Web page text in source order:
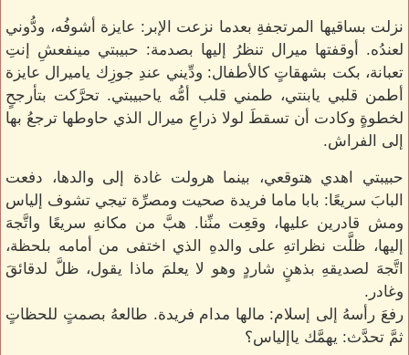
نزلت بساقيها المرتجفةِ بعدما نزعت الإبر: عايزة أشوفُه، ودُّوني
لعندُه. أوقفتها ميرال تنظرُ إليها بصدمة: حبيبتي مينفعشِ إنتِ
تعبانة، بكت بشهقاتٍ كالأطفال: ودِّيني عندِ جوزِك ياميرال عايزة
أطمن قلبي يابنتي، طمني قلب أمُّه ياحبيبتي. تحرَّكت بتأرجحٍ
لخطوةٍ وكادت أن تسقطَ لولا ذراعِ ميرال الذي حاوطها ترجعُ بها
إلى الفراش.
حبيبتي اهدي هتوقعي، بينما هرولت غادة إلى والدها، دفعت
البابَ سريعًا: بابا ماما فريدة صحيت ومصرِّة تيجي تشوف إلياس
ومش قادرين عليها، وقعِت منِّنا. هبَّ من مكانهِ سريعًا واتَّجهَ
إليها، ظلَّت نظراتهِ على والدهِ الذي اختفى من أمامه بلحظة،
اتَّجهَ لصديقهِ بذهنٍ شاردٍ وهو لا يعلمَ ماذا يقول، ظلَّ لدقائقَ
وغادر.
رفعَ رأسهُ إلى إسلام: مالها مدام فريدة. طالعهُ بصمتٍ للحظاتٍ
ثمَّ تحدَّث: يهمَّك ياإلياس؟